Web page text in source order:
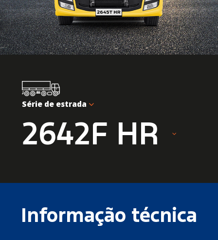
Série de estrada
2642F HR
Informação técnica